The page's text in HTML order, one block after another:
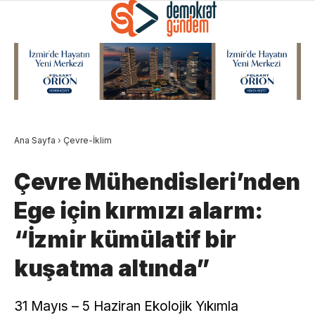
Ana Sayfa › Çevre-İklim
Çevre Mühendisleri’nden
Ege için kırmızı alarm:
“İzmir kümülatif bir
kuşatma altında”
31 Mayıs – 5 Haziran Ekolojik Yıkımla